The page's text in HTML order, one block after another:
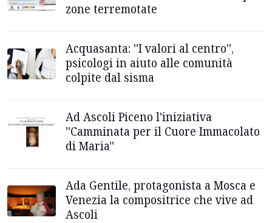
zone terremotate
Acquasanta: ''I valori al centro'',
psicologi in aiuto alle comunità
colpite dal sisma
Ad Ascoli Piceno l'iniziativa
''Camminata per il Cuore Immacolato
di Maria''
Ada Gentile, protagonista a Mosca e
Venezia la compositrice che vive ad
Ascoli